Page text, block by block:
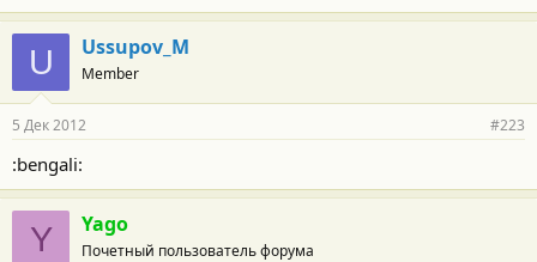
U Ussupov_M
Member
5 Дек 2012 #223
:bengali:
Y Yago
Почетный пользователь форума